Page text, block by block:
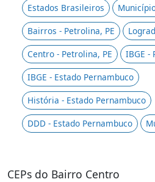
Estados Brasileiros
Bairros - Petrolina, PE
Centro - Petrolina, PE
IBGE -
IBGE - Estado Pernambuco
História - Estado Pernambuco
DDD - Estado Pernambuco
CEPs do Bairro Centro